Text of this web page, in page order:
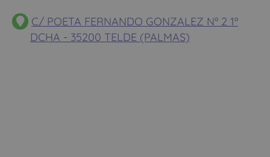
C/ POETA FERNANDO GONZALEZ Nº 2 1º
DCHA - 35200 TELDE (PALMAS)